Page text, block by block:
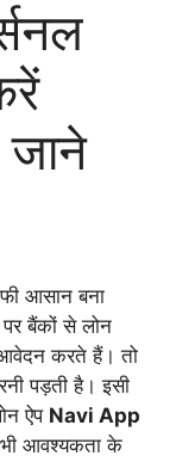
आसान बना
बैंकों से लोन
करते हैं। तो
पड़ती है। इसी
ऐप Navi App
आवश्यकता के